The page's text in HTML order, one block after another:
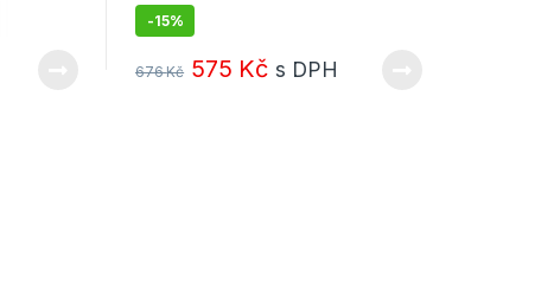
-15%
676Kč 575 Kč s DPH